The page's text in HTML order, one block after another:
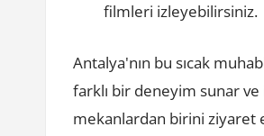
filmleri izleyebilirsiniz.
Antalya'nın bu sıcak
farklı bir deneyim sunar
mekanlardan birini ziyaret